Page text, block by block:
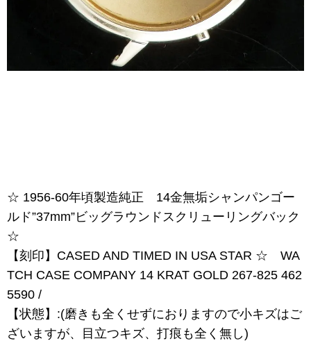
☆ 1956-60年頃製造純正 14金無垢シャンパンゴー
ルド”37mm”ビッグラウンドスクリューリングバック
☆
【刻印】CASED AND TIMED IN USA STAR ☆ WA
TCH CASE COMPANY 14 KRAT GOLD 267-825 462
5590 /
【状態】:(磨きも全くせずにおりますので小キズはご
ざいますが、目立つキズ、打痕も全く無し)